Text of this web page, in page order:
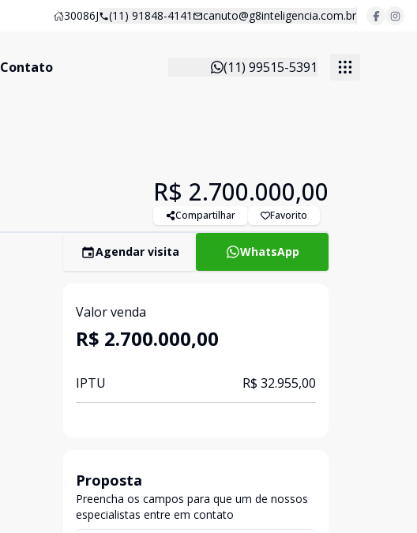
30086J (11) 91848-4141 canuto@g8inteligencia.com.br
Contato (11) 99515-5391
R$ 2.700.000,00
Compartilhar Favorito
Agendar visita WhatsApp
Valor venda
R$ 2.700.000,00
IPTU R$ 32.955,00
Proposta
Preencha os campos para que um de nossos
especialistas entre em contato